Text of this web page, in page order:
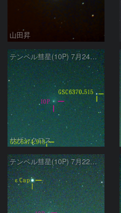
山田昇
テンペル彗星(10P) 7月24日 Seestar50
サザンクロス
テンペル彗星(10P) 7月22日 Seestar50